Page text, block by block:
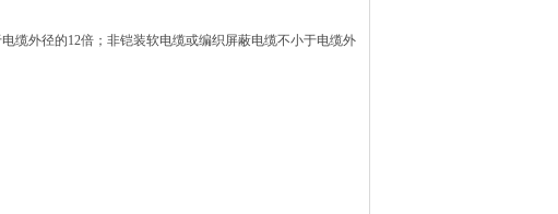
于电缆外径的12倍；非铠装软电缆或编织屏蔽电缆不小于电缆外